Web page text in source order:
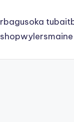
rbagusoka
shopwylersmaine